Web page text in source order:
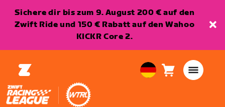
Sichere dir bis zum 9. August 200 € auf den
Zwift Ride und 150 € Rabatt auf den Wahoo
KICKR Core 2.
EuropeanWarenkorb